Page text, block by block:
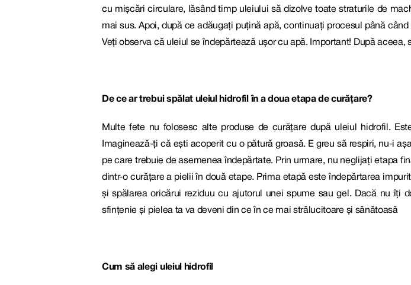
cu mișcări circulare, lăsând timp uleiului să dizolve toate straturile de
mai sus. Apoi, după ce adăugați puțină apă, continuați procesul până
Veți observa că uleiul se îndepărtează ușor cu apă. Important! După
De ce ar trebui spălat uleiul hidrofil în a doua etapa de curățare?
Multe fete nu folosesc alte produse de curățare după uleiul hidrofil.
Imaginează-ți că ești acoperit cu o pătură groasă. E greu să respiri, nu-i
pe care trebuie de asemenea îndepărtate. Prin urmare, nu neglijați etapa
dintr-o curățare a pielii în două etape. Prima etapă este îndepărtarea
și spălarea oricărui reziduu cu ajutorul unei spume sau gel. Dacă nu îți
sfințenie și pielea ta va deveni din ce în ce mai strălucitoare și sănătoasă
Cum să alegi uleiul hidrofil